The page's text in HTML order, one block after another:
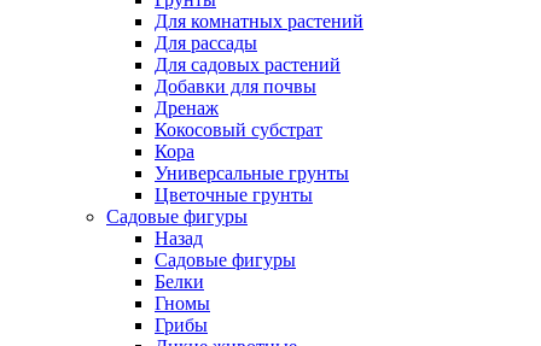
Для комнатных растений
Для рассады
Для садовых растений
Добавки для почвы
Дренаж
Кокосовый субстрат
Кора
Универсальные грунты
Цветочные грунты
Садовые фигуры
Назад
Садовые фигуры
Белки
Гномы
Грибы